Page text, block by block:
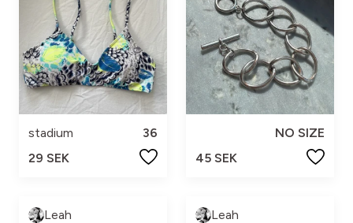
stadium
36
29 SEK
NO SIZE
45 SEK
Leah Leah